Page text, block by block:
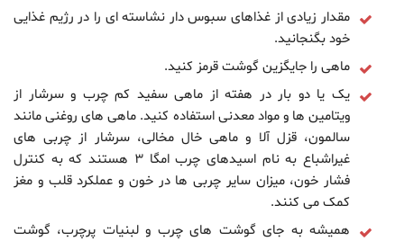
مقدار زیادی از غذاهای سبوس دار نشاسته ای را در رژیم غذایی
خود بگنجانید.
ماهی را جایگزین گوشت قرمز کنید.
یک یا دو بار در هفته از ماهی سفید کم چرب و سرشار از
ویتامین ها و مواد معدنی استفاده کنید. ماهی های روغنی مانند
سالمون، قزل آلا و ماهی خال مخالی، سرشار از چربی های
غیراشباع به نام اسیدهای چرب امگا 3 هستند که به کنترل
فشار خون، میزان سایر چربی ها در خون و عملکرد قلب و مغز
کمک می کنند.
همیشه به جای گوشت های چرب و لبنیات پرچرب، گوشت